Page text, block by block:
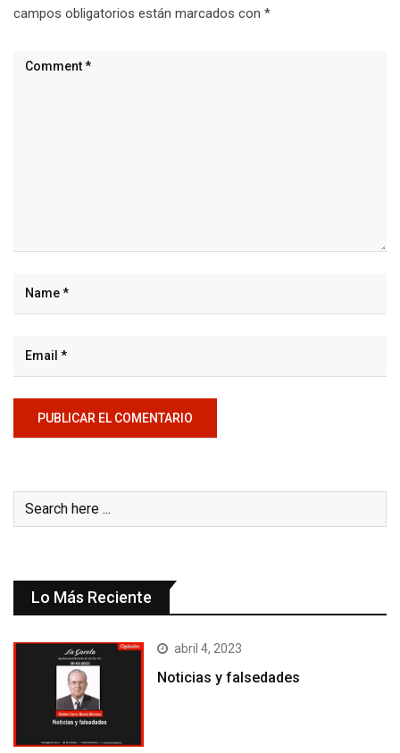
campos obligatorios están marcados con *
Lo Más Reciente
abril 4, 2023
Noticias y falsedades